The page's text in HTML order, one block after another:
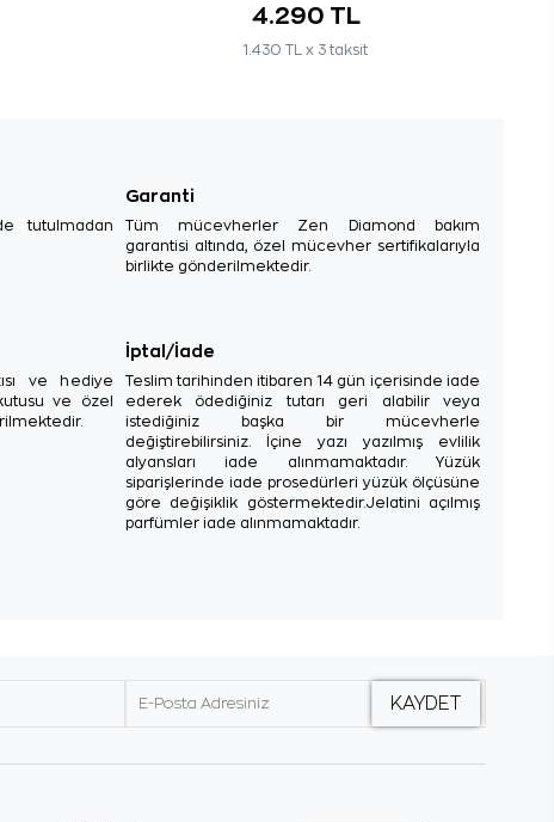
4.290 TL
1.430 TL x 3 taksit
tutulmadan
Garanti
Tüm mücevherler Zen Diamond bakım
garantisi altında, özel mücevher sertifikalarıyla
birlikte gönderilmektedir.
ve hediye
ve özel
İptal/İade
Teslim tarihinden itibaren 14 gün içerisinde iade
ederek ödediğiniz tutarı geri alabilir veya
istediğiniz başka bir mücevherle
değiştirebilirsiniz. İçine yazı yazılmış evlilik
alyansları iade alınmamaktadır. Yüzük
siparişlerinde iade prosedürleri yüzük ölçüsüne
göre değişiklik göstermektedir.Jelatini açılmış
parfümler iade alınmamaktadır.